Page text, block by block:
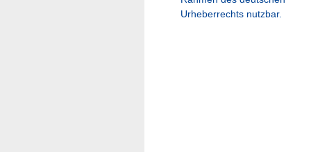
Urheberrechts nutzbar.